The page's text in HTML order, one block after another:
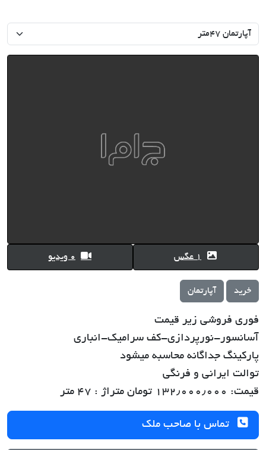
1 عگس 0 ویدیو
خرید آپارتمان
فوری فروشی زیر قیمت
آسانسور-نورپردازی-کف سرامیک-انباری
پارکینگ جداگانه محاسبه میشود
توالت ایرانی و فرنگی
قیمت: ۱۳۲٫۰۰۰٫۰۰۰ تومان متراژ : ۴۷ متر
تماس با صاحب ملک